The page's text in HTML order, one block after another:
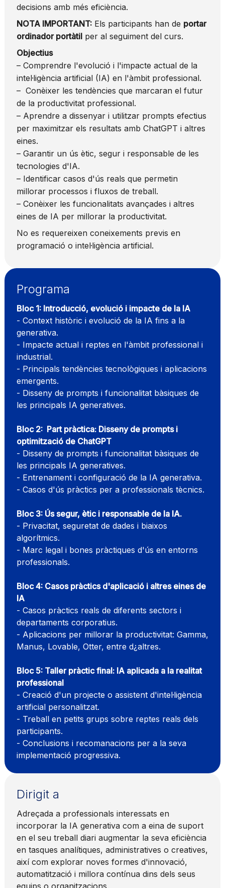
decisions amb més eficiència.
NOTA IMPORTANT:Els participants han de portar
ordinador portàtilper al seguiment del curs.
Objectius
– Comprendre l'evolució i l'impacte actual de la
intel·ligència artificial (IA) en l'àmbit professional.
– Conèixer les tendències que marcaran el futur
de la productivitat professional.
– Aprendre a dissenyar i utilitzar prompts efectius
per maximitzar els resultats amb ChatGPT i altres
eines.
– Garantir un ús ètic, segur i responsable de les
tecnologies d'IA.
– Identificar casos d'ús reals que permetin
millorar processos i fluxos de treball.
– Conèixer les funcionalitats avançades i altres
eines de IA per millorar la productivitat.
No es requereixen coneixements previs en
programació o intel·ligència artificial.
Programa
Bloc 1: Introducció, evolució i impacte de la IA
- Context històric i evolució de la IA fins a la
generativa.
- Impacte actual i reptes en l'àmbit professional i
industrial.
- Principals tendències tecnològiques i aplicacions
emergents.
- Disseny de prompts i funcionalitat bàsiques de
les principals IA generatives.
Bloc 2: Part pràctica: Disseny de prompts i
optimització de ChatGPT
- Disseny de prompts i funcionalitat bàsiques de
les principals IA generatives.
- Entrenament i configuració de la IA generativa.
- Casos d'ús pràctics per a professionals tècnics.
Bloc 3: Ús segur, ètic i responsable de la IA.
- Privacitat, seguretat de dades i biaixos
algorítmics.
- Marc legal i bones pràctiques d'ús en entorns
professionals.
Bloc 4: Casos pràctics d'aplicació i altres eines de
IA
- Casos pràctics reals de diferents sectors i
departaments corporatius.
- Aplicacions per millorar la productivitat: Gamma,
Manus, Lovable, Otter, entre d¿altres.
Bloc 5: Taller pràctic final: IA aplicada a la realitat
professional
- Creació d'un projecte o assistent d'intel·ligència
artificial personalitzat.
- Treball en petits grups sobre reptes reals dels
participants.
- Conclusions i recomanacions per a la seva
implementació progressiva.
Dirigit a
Adreçada a professionals interessats en
incorporar la IA generativa com a eina de suport
en el seu treball diari augmentar la seva eficiència
en tasques analítiques, administratives o creatives,
així com explorar noves formes d'innovació,
automatització i millora contínua dins dels seus
equips o organitzacions.